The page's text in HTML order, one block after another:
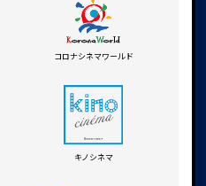
コロナシネマワールド
キノシネマ